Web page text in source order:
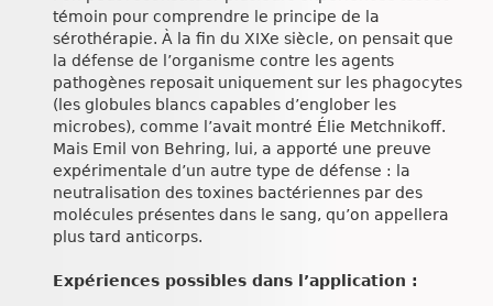
témoin pour comprendre le principe de la
sérothérapie. À la fin du XIXe siècle, on pensait que
la défense de l’organisme contre les agents
pathogènes reposait uniquement sur les phagocytes
(les globules blancs capables d’englober les
microbes), comme l’avait montré Élie Metchnikoff.
Mais Emil von Behring, lui, a apporté une preuve
expérimentale d’un autre type de défense : la
neutralisation des toxines bactériennes par des
molécules présentes dans le sang, qu’on appellera
plus tard anticorps.
Expériences possibles dans l’application :